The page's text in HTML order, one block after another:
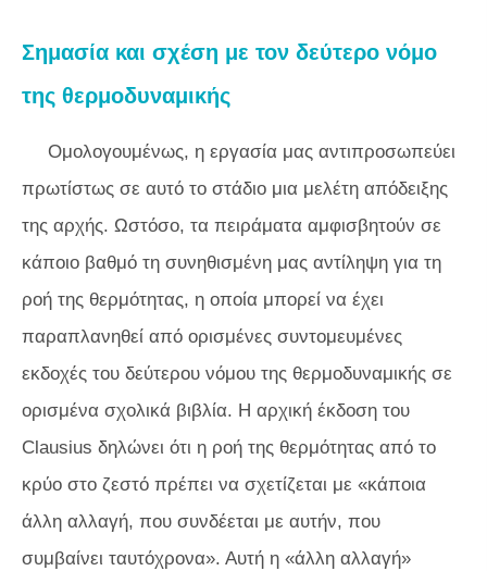
Σημασία και σχέση με τον δεύτερο νόμο
της θερμοδυναμικής
Ομολογουμένως, η εργασία μας αντιπροσωπεύει
πρωτίστως σε αυτό το στάδιο μια μελέτη απόδειξης
της αρχής. Ωστόσο, τα πειράματα αμφισβητούν σε
κάποιο βαθμό τη συνηθισμένη μας αντίληψη για τη
ροή της θερμότητας, η οποία μπορεί να έχει
παραπλανηθεί από ορισμένες συντομευμένες
εκδοχές του δεύτερου νόμου της θερμοδυναμικής σε
ορισμένα σχολικά βιβλία. Η αρχική έκδοση του
Clausius δηλώνει ότι η ροή της θερμότητας από το
κρύο στο ζεστό πρέπει να σχετίζεται με «κάποια
άλλη αλλαγή, που συνδέεται με αυτήν, που
συμβαίνει ταυτόχρονα». Αυτή η «άλλη αλλαγή»